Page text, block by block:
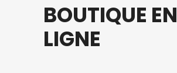
BOUTIQUE EN
LIGNE